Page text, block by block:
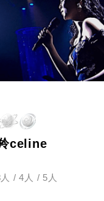
celine
/ 4人 / 5人